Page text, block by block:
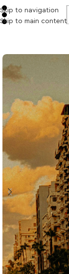
Skip to navigation
Skip to main content